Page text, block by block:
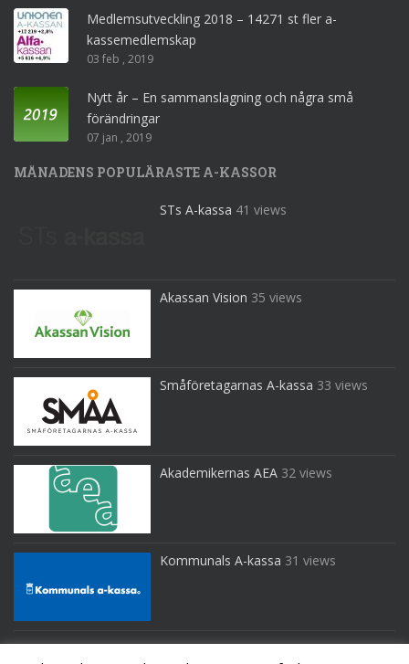
Medlemsutveckling 2018 – 14271 st fler a-
kassemedlemskap
03 feb , 2019
Nytt år – En sammanslagning och några små
förändringar
07 jan , 2019
MÅNADENS POPULÄRASTE A-KASSOR
STs A-kassa 41 views
Akassan Vision 35 views
Småföretagarnas A-kassa 33 views
Akademikernas AEA 32 views
Kommunals A-kassa 31 views